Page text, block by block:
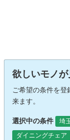
欲しいモノ
ご希望の条件を登
来ます。
選択中の条件 埼
ダイニングチェア